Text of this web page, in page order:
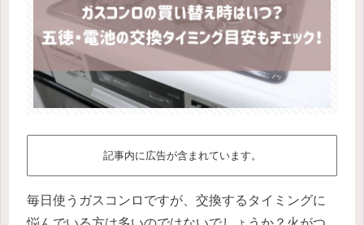
記事内に広告が含まれています。
毎日使うガスコンロですが、交換するタイミングに